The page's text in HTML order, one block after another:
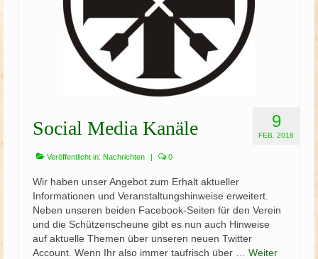
9
FEB. 2018
Social Media Kanäle
Veröffentlicht in: Nachrichten | 0
Wir haben unser Angebot zum Erhalt aktueller
Informationen und Veranstaltungshinweise erweitert.
Neben unseren beiden Facebook-Seiten für den Verein
und die Schützenscheune gibt es nun auch Hinweise
auf aktuelle Themen über unseren neuen Twitter
Account. Wenn Ihr also immer taufrisch über … Weiter